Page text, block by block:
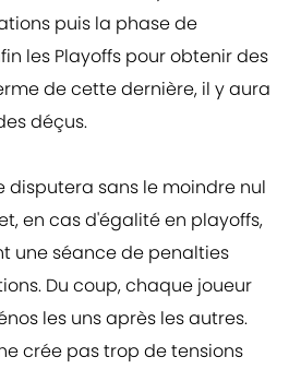
puis la phase de
les Playoffs pour obtenir des
de cette dernière, il y aura
déçus.
disputera sans le moindre nul
en cas d'égalité en playoffs,
une séance de penalties
Du coup, chaque joueur
les uns après les autres.
crée pas trop de tensions